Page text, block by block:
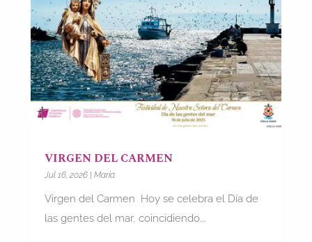
VIRGEN DEL CARMEN
Jul 16, 2026| María
Virgen del Carmen Hoy se celebra el Día de
las gentes del mar, coincidiendo...